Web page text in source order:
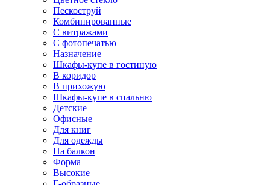
Пескоструй
Комбинированные
С витражами
С фотопечатью
Назначение
Шкафы-купе в гостиную
В коридор
В прихожую
Шкафы-купе в спальню
Детские
Офисные
Для книг
Для одежды
На балкон
Форма
Высокие